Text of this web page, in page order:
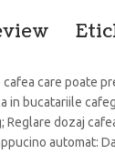
care poate
in bucatariile
dozaj
automat: